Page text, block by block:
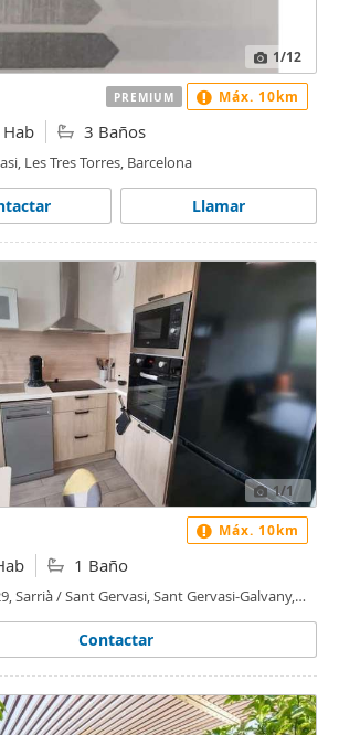
1/12
3 Baños
Les Tres Torres, Barcelona
Llamar
PREMIUM Máx. 10km
1/1
1 Baño
Sarrià / Sant Gervasi, Sant Gervasi-Galvany,
Contactar
Máx. 10km